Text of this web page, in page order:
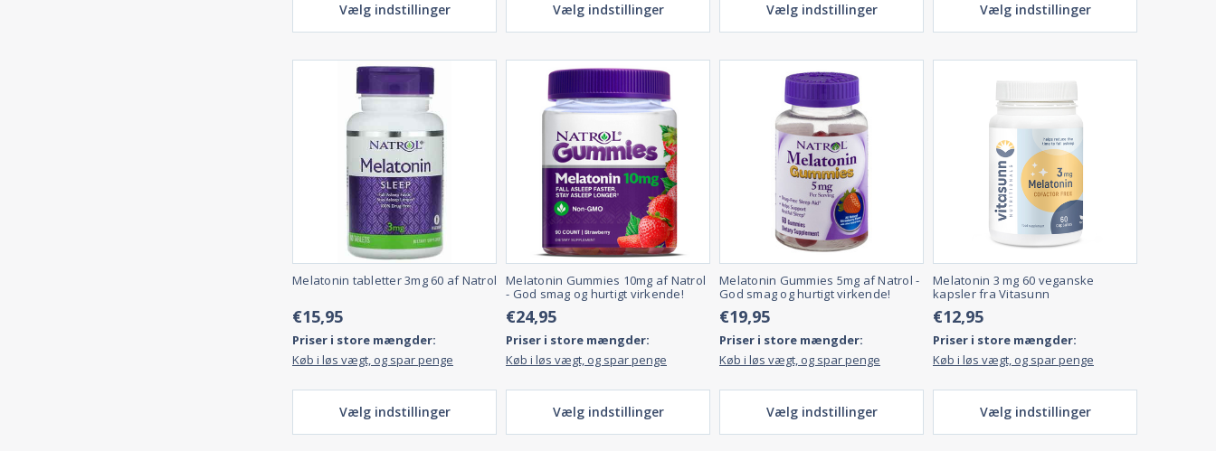
Vælg indstillinger Vælg indstillinger Vælg indstillinger Vælg indstillinger
Melatonin tabletter 3mg 60 af Natrol
€15,95
Priser i store mængder:
Køb i løs vægt, og spar penge
Vælg indstillinger
Melatonin Gummies 10mg af Natrol
- God smag og hurtigt virkende!
€24,95
Priser i store mængder:
Køb i løs vægt, og spar penge
Vælg indstillinger
Melatonin Gummies 5mg af Natrol -
God smag og hurtigt virkende!
€19,95
Priser i store mængder:
Køb i løs vægt, og spar penge
Vælg indstillinger
Melatonin 3 mg 60 veganske
kapsler fra Vitasunn
€12,95
Priser i store mængder:
Køb i løs vægt, og spar penge
Vælg indstillinger